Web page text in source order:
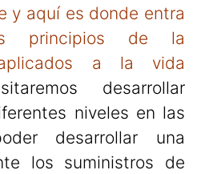
y aquí es donde entra
principios de la
aplicados a la vida
desarrollar
niveles en las
desarrollar una
los suministros de